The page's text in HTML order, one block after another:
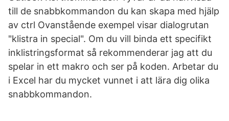
till de snabbkommandon du kan skapa med hjälp
av ctrl Ovanstående exempel visar dialogrutan
"klistra in special". Om du vill binda ett specifikt
inklistringsformat så rekommenderar jag att du
spelar in ett makro och ser på koden. Arbetar du
i Excel har du mycket vunnet i att lära dig olika
snabbkommandon.